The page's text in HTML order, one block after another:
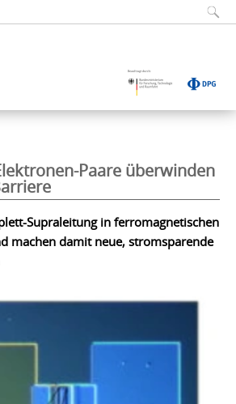
Paare überwinden
Supraleitung in ferromagnetischen
machen damit neue, stromsparende